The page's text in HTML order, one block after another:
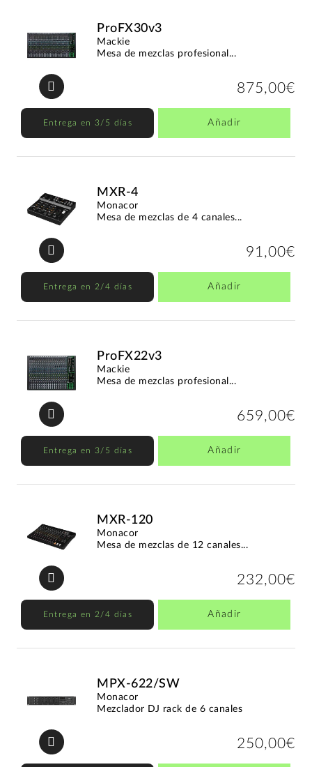
ProFX30v3
Mackie
Mesa de mezclas profesional...
875,00€
Entrega en 3/5 días Añadir
MXR-4
Monacor
Mesa de mezclas de 4 canales...
91,00€
Entrega en 2/4 días Añadir
ProFX22v3
Mackie
Mesa de mezclas profesional...
659,00€
Entrega en 3/5 días Añadir
MXR-120
Monacor
Mesa de mezclas de 12 canales...
232,00€
Entrega en 2/4 días Añadir
MPX-622/SW
Monacor
Mezclador DJ rack de 6 canales
250,00€